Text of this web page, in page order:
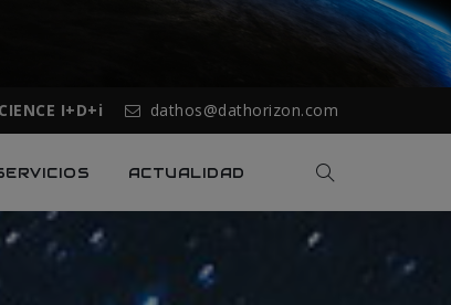
I+D+i dathos@dathorizon.com
ACTUALIDAD